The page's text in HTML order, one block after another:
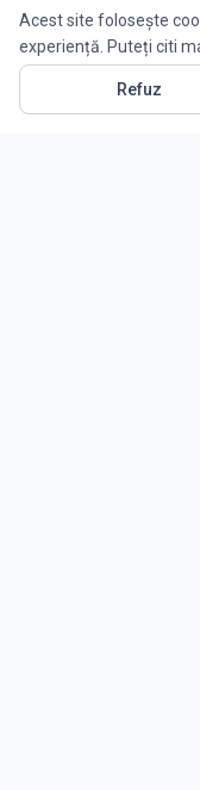
Acest site folosește
experiență. Puteți citi
Refuz